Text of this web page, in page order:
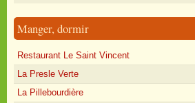
Manger, dormir
Restaurant Le Saint Vincent
La Presle Verte
La Pillebourdière